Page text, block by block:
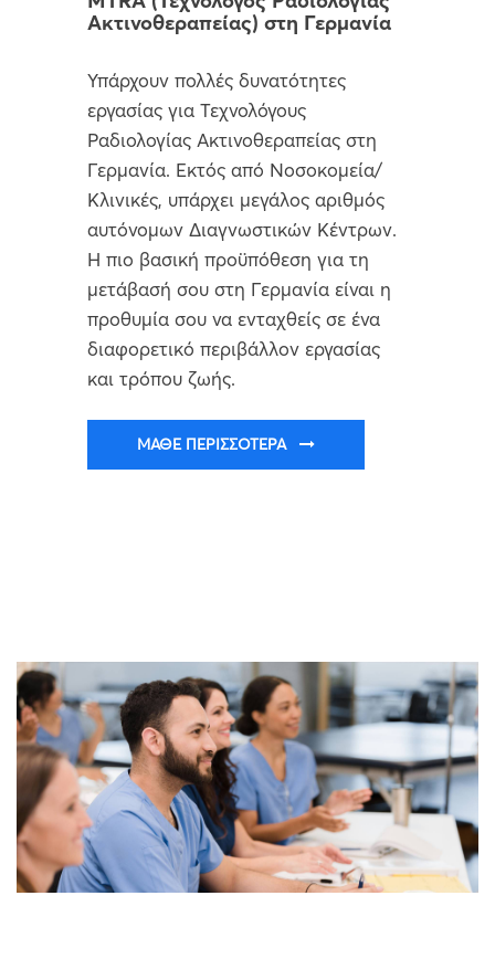
Ακτινοθεραπείας) στη Γερμανία
Υπάρχουν πολλές δυνατότητες
εργασίας για Τεχνολόγους
Ραδιολογίας Ακτινοθεραπείας στη
Γερμανία. Εκτός από Νοσοκομεία/
Κλινικές, υπάρχει μεγάλος αριθμός
αυτόνομων Διαγνωστικών Κέντρων.
Η πιο βασική προϋπόθεση για τη
μετάβασή σου στη Γερμανία είναι η
προθυμία σου να ενταχθείς σε ένα
διαφορετικό περιβάλλον εργασίας
και τρόπου ζωής.
ΜΆΘΕ ΠΕΡΙΣΣΌΤΕΡΑ